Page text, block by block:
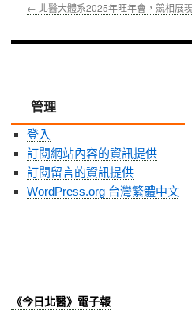
← 北醫大體系2025年旺年會，競相展
管理
登入
訂閱網站內容的資訊提供
訂閱留言的資訊提供
WordPress.org 台灣繁體中文
《今日北醫》電子報